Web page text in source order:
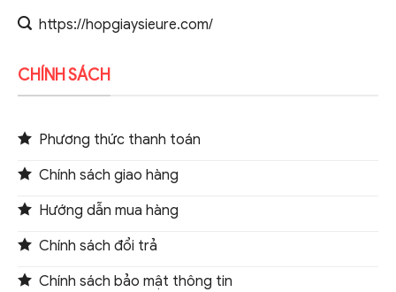
https://hopgiaysieure.com/
CHÍNH SÁCH
Phương thức thanh toán
Chính sách giao hàng
Hướng dẫn mua hàng
Chính sách đổi trả
Chính sách bảo mật thông tin